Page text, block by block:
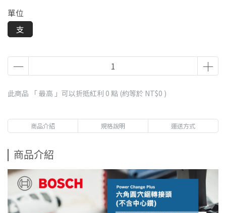
單位
支
此商品 「 最高 」可以折抵紅利 0 點 (約等於 NT$0 )
商品介紹 規格說明 運送方式
商品介紹